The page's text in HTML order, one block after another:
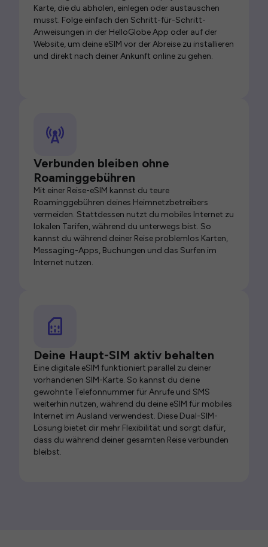
Karte, die du abholen, einlegen oder austauschen
musst. Folge einfach den Schritt-für-Schritt-
Anweisungen in der HelloGlobe App oder auf der
Website, um deine eSIM vor der Abreise zu installieren
und direkt nach deiner Ankunft online zu gehen.
Verbunden bleiben ohne
Roaminggebühren
Mit einer Reise-eSIM kannst du teure
Roaminggebühren deines Heimnetzbetreibers
vermeiden. Stattdessen nutzt du mobiles Internet zu
lokalen Tarifen, während du unterwegs bist. So
kannst du während deiner Reise problemlos Karten,
Messaging-Apps, Buchungen und das Surfen im
Internet nutzen.
Deine Haupt-SIM aktiv behalten
Eine digitale eSIM funktioniert parallel zu deiner
vorhandenen SIM-Karte. So kannst du deine
gewohnte Telefonnummer für Anrufe und SMS
weiterhin nutzen, während du deine eSIM für mobiles
Internet im Ausland verwendest. Diese Dual-SIM-
Lösung bietet dir mehr Flexibilität und sorgt dafür,
dass du während deiner gesamten Reise verbunden
bleibst.